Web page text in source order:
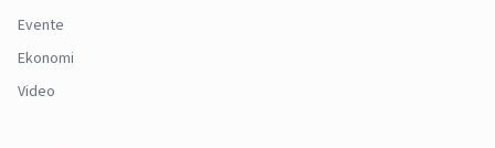
Evente
Ekonomi
Video